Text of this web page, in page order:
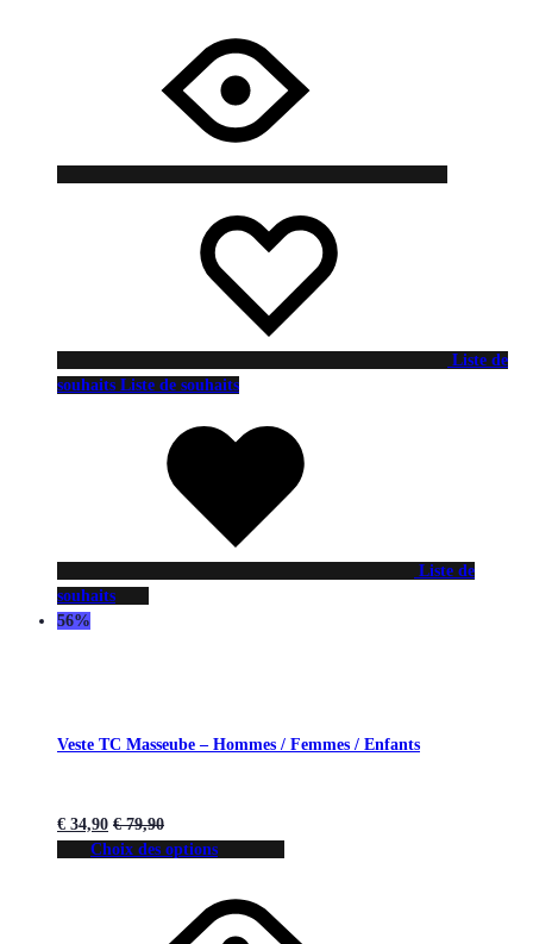
Liste de
souhaits Liste de souhaits
Liste de
souhaits
56%
Veste TC Masseube – Hommes / Femmes / Enfants
€ 34,90 €79,90
Choix des options